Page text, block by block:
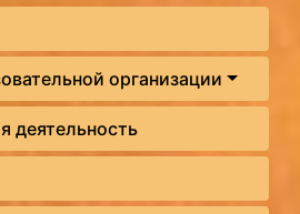
организации
деятельность